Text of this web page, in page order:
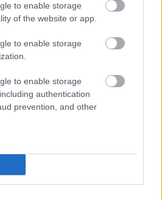
to enable storage
of the website or app.
to enable storage
to enable storage
authentication
prevention, and other
μοσχάρι και φύλλα shiso, το
noodles ρυζιού, τις γαρίδες
και το τηγανιτό ρύζι με
και πράσινα φασόλια. Στον
και κινέζικες συνταγές,
satay ή το
char siu, που σερβίρεται
Πακετάκι είπαμε, και θα
ότι κάνει κι αυτό